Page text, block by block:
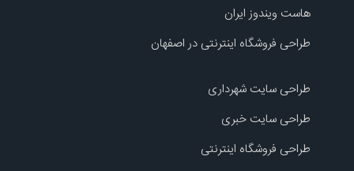
هاست ویندوز ایران
طراحی فروشگاه اینترنتی در اصفهان
طراحی سایت شهرداری
طراحی سایت خبری
طراحی فروشگاه اینترنتی